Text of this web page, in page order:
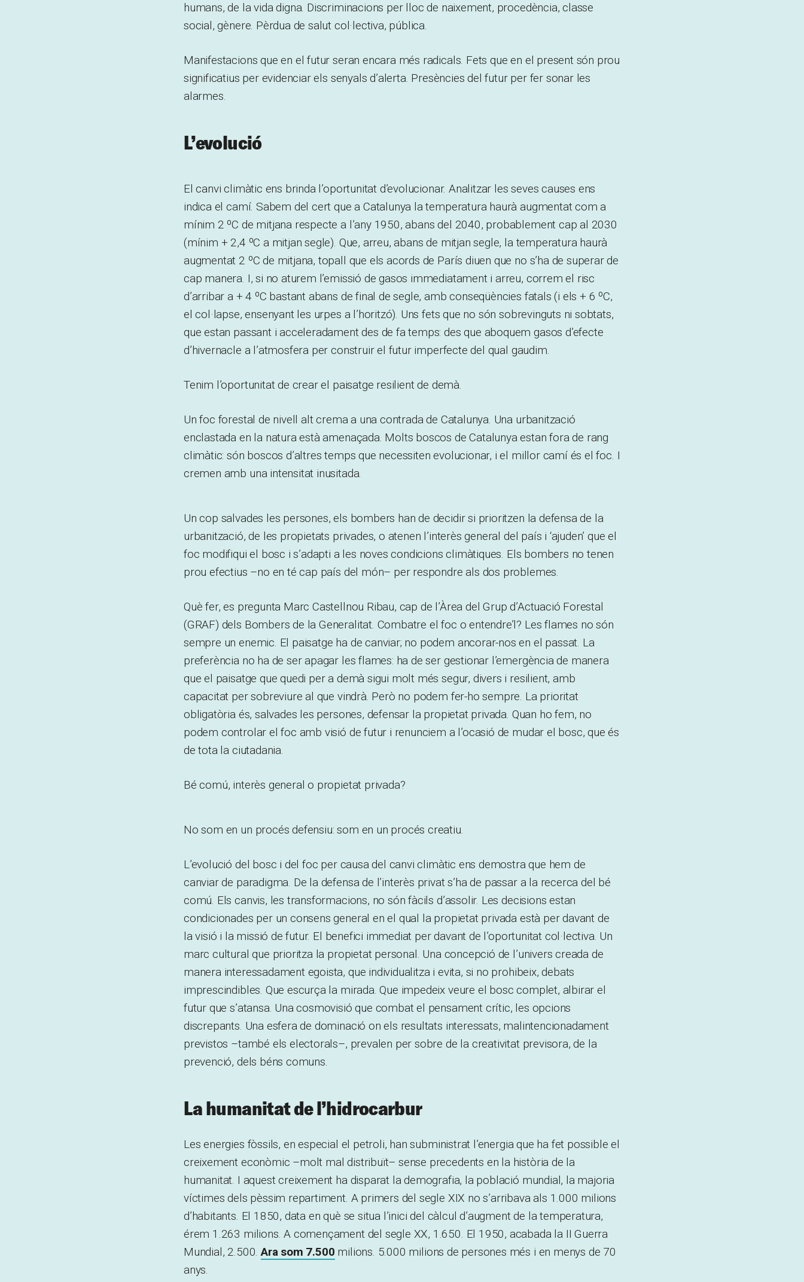
humans, de la vida digna. Discriminacions per lloc de naixement, procedència, classe
social, gènere. Pèrdua de salut col·lectiva, pública.
Manifestacions que en el futur seran encara més radicals. Fets que en el present són prou
significatius per evidenciar els senyals d’alerta. Presències del futur per fer sonar les
alarmes.
L’evolució
El canvi climàtic ens brinda l’oportunitat d’evolucionar. Analitzar les seves causes ens
indica el camí. Sabem del cert que a Catalunya la temperatura haurà augmentat com a
mínim 2 ºC de mitjana respecte a l’any 1950, abans del 2040, probablement cap al 2030
(mínim + 2,4 ºC a mitjan segle). Que, arreu, abans de mitjan segle, la temperatura haurà
augmentat 2 ºC de mitjana, topall que els acords de París diuen que no s’ha de superar de
cap manera. I, si no aturem l’emissió de gasos immediatament i arreu, correm el risc
d’arribar a + 4 ºC bastant abans de final de segle, amb conseqüències fatals (i els + 6 ºC,
el col·lapse, ensenyant les urpes a l’horitzó). Uns fets que no són sobrevinguts ni sobtats,
que estan passant i acceleradament des de fa temps: des que aboquem gasos d’efecte
d’hivernacle a l’atmosfera per construir el futur imperfecte del qual gaudim.
Tenim l’oportunitat de crear el paisatge resilient de demà.
Un foc forestal de nivell alt crema a una contrada de Catalunya. Una urbanització
enclastada en la natura està amenaçada. Molts boscos de Catalunya estan fora de rang
climàtic: són boscos d’altres temps que necessiten evolucionar, i el millor camí és el foc. I
cremen amb una intensitat inusitada.
Un cop salvades les persones, els bombers han de decidir si prioritzen la defensa de la
urbanització, de les propietats privades, o atenen l’interès general del país i ‘ajuden’ que el
foc modifiqui el bosc i s’adapti a les noves condicions climàtiques. Els bombers no tenen
prou efectius –no en té cap país del món– per respondre als dos problemes.
Què fer, es pregunta Marc Castellnou Ribau, cap de l’Àrea del Grup d’Actuació Forestal
(GRAF) dels Bombers de la Generalitat. Combatre el foc o entendre’l? Les flames no són
sempre un enemic. El paisatge ha de canviar; no podem ancorar-nos en el passat. La
preferència no ha de ser apagar les flames: ha de ser gestionar l’emergència de manera
que el paisatge que quedi per a demà sigui molt més segur, divers i resilient, amb
capacitat per sobreviure al que vindrà. Però no podem fer-ho sempre. La prioritat
obligatòria és, salvades les persones, defensar la propietat privada. Quan ho fem, no
podem controlar el foc amb visió de futur i renunciem a l’ocasió de mudar el bosc, que és
de tota la ciutadania.
Bé comú, interès general o propietat privada?
No som en un procés defensiu: som en un procés creatiu.
L’evolució del bosc i del foc per causa del canvi climàtic ens demostra que hem de
canviar de paradigma. De la defensa de l’interès privat s’ha de passar a la recerca del bé
comú. Els canvis, les transformacions, no són fàcils d’assolir. Les decisions estan
condicionades per un consens general en el qual la propietat privada està per davant de
la visió i la missió de futur. El benefici immediat per davant de l’oportunitat col·lectiva. Un
marc cultural que prioritza la propietat personal. Una concepció de l’univers creada de
manera interessadament egoista, que individualitza i evita, si no prohibeix, debats
imprescindibles. Que escurça la mirada. Que impedeix veure el bosc complet, albirar el
futur que s’atansa. Una cosmovisió que combat el pensament crític, les opcions
discrepants. Una esfera de dominació on els resultats interessats, malintencionadament
previstos –també els electorals–, prevalen per sobre de la creativitat previsora, de la
prevenció, dels béns comuns.
La humanitat de l’hidrocarbur
Les energies fòssils, en especial el petroli, han subministrat l’energia que ha fet possible el
creixement econòmic –molt mal distribuït– sense precedents en la història de la
humanitat. I aquest creixement ha disparat la demografia, la població mundial, la majoria
víctimes dels pèssim repartiment. A primers del segle XIX no s’arribava als 1.000 milions
d’habitants. El 1850, data en què se situa l’inici del càlcul d’augment de la temperatura,
érem 1.263 milions. A començament del segle XX, 1.650. El 1950, acabada la II Guerra
Mundial, 2.500.Ara som 7.500 milions. 5.000 milions de persones més i en menys de 70
anys.